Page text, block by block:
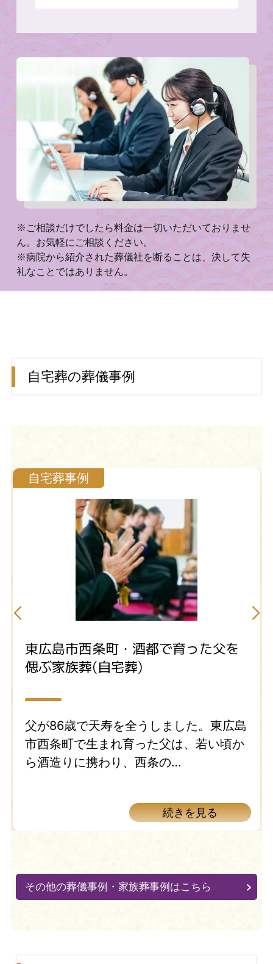
※ご相談だけでしたら料金は一切いただいておりませ
ん。お気軽にご相談ください。
※病院から紹介された葬儀社を断ることは、決して失
礼なことではありません。
自宅葬の葬儀事例
自宅葬事例
東広島市西条町・酒都で育った父を
偲ぶ家族葬(自宅葬)
父が86歳で天寿を全うしました。東広島
市西条町で生まれ育った父は、若い頃か
ら酒造りに携わり、西条の…
続きを見る
その他の葬儀事例・家族葬事例はこちら